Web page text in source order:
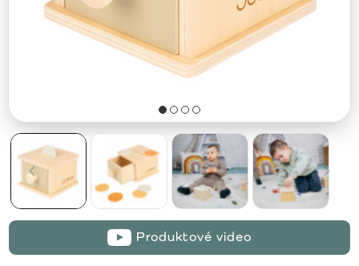
Produktové video